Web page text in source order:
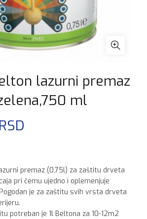
lazurni premaz
ml
RSD
premaz (0,75l) za zaštitu drveta
pri čemu ujedno i oplemenjuje
je za zaštitu svih vrsta drveta
potreban je 1l Beltona za 10-12m2